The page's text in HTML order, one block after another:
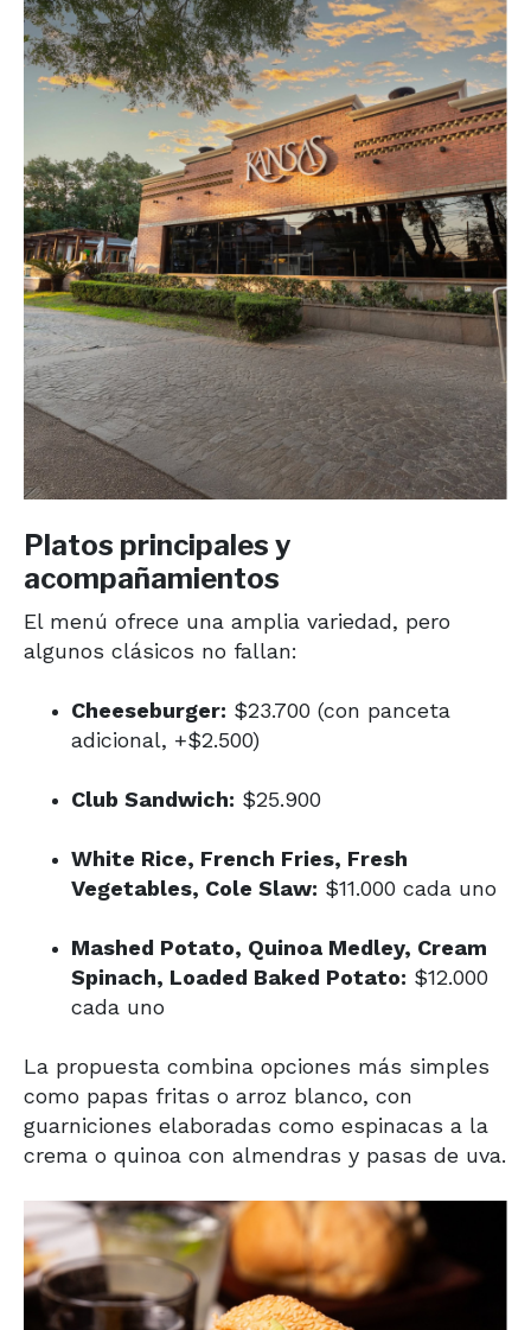
Platos principales y
acompañamientos
El menú ofrece una amplia variedad, pero
algunos clásicos no fallan:
Cheeseburger: $23.700 (con panceta
adicional, +$2.500)
Club Sandwich: $25.900
White Rice, French Fries, Fresh
Vegetables, Cole Slaw: $11.000 cada uno
Mashed Potato, Quinoa Medley, Cream
Spinach, Loaded Baked Potato: $12.000
cada uno
La propuesta combina opciones más simples
como papas fritas o arroz blanco, con
guarniciones elaboradas como espinacas a la
crema o quinoa con almendras y pasas de uva.